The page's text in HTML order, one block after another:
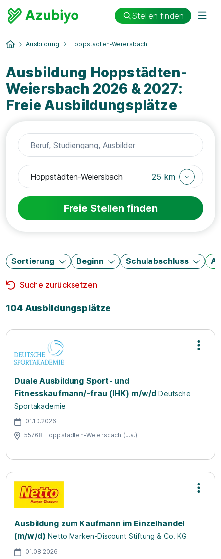
Stellen finden
Ausbildung Hoppstädten-Weiersbach
Ausbildung Hoppstädten-
Weiersbach 2026 & 2027:
Freie Ausbildungsplätze
25 km
Freie Stellen finden
Sortierung Beginn Schulabschluss
Suche zurücksetzen
104 Ausbildungsplätze
Duale Ausbildung Sport- und
Fitnesskaufmann/-frau (IHK) m/w/d Deutsche
Sportakademie
01.10.2026
55768 Hoppstädten-Weiersbach (u.a.)
Ausbildung zum Kaufmann im Einzelhandel
(m/w/d) Netto Marken-Discount Stiftung & Co. KG
01.08.2026